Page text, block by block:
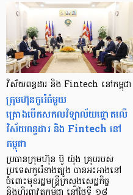
វិស័យពន្ធដារ និង Fintech នៅកម្ពុជា
ក្រុមហ៊ុនកូរ៉េធំមួយ
គ្រោងបើកសកលវិទ្យាល័យផ្ដោតលើ
វិស័យពន្ធដារ និង Fintech នៅ
កម្ពុជា
ប្រធានក្រុមហ៊ុន ប៊ូ យ៉ុង គ្រុបរបស់
ប្រទេសកូរ៉េខាងត្បូង បានអះអាងនៅ
ចំពោះមុខរដ្ឋមន្ត្រីក្រសួងសេដ្ឋកិច្ច